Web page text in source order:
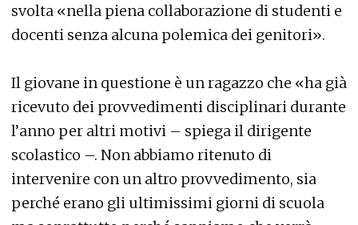
svolta «nella piena collaborazione di studenti e
docenti senza alcuna polemica dei genitori».
Il giovane in questione è un ragazzo che «ha già
ricevuto dei provvedimenti disciplinari durante
l’anno per altri motivi – spiega il dirigente
scolastico –. Non abbiamo ritenuto di
intervenire con un altro provvedimento, sia
perché erano gli ultimissimi giorni di scuola